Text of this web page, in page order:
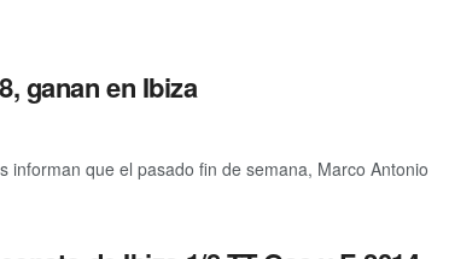
ganan en Ibiza
que el pasado fin de semana, Marco Antonio